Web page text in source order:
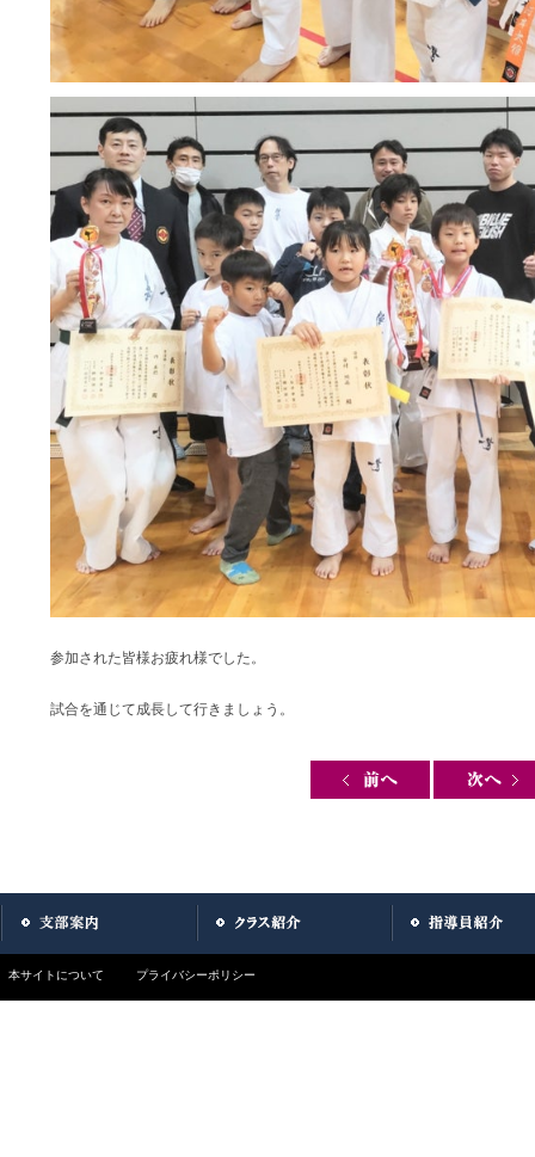
参加された皆様お疲れ様でした。
試合を通じて成長して行きましょう。
本サイトについて プライバシーポリシー